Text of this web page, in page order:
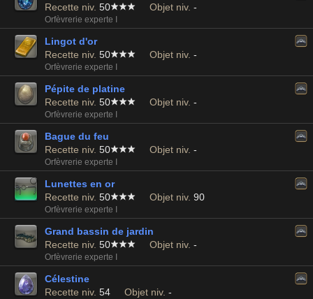
Recette niv. 50 Objet niv. -
Orfèvrerie experte I
Lingot d'or
Recette niv. 50 Objet niv. -
Orfèvrerie experte I
Pépite de platine
Recette niv. 50 Objet niv. -
Orfèvrerie experte I
Bague du feu
Recette niv. 50 Objet niv. -
Orfèvrerie experte I
Lunettes en or
Recette niv. 50 Objet niv. 90
Orfèvrerie experte I
Grand bassin de jardin
Recette niv. 50 Objet niv. -
Orfèvrerie experte I
Célestine
Recette niv. 54 Objet niv. -